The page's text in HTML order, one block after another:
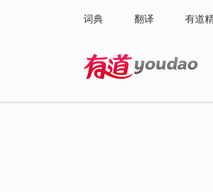
词典 翻译 有道